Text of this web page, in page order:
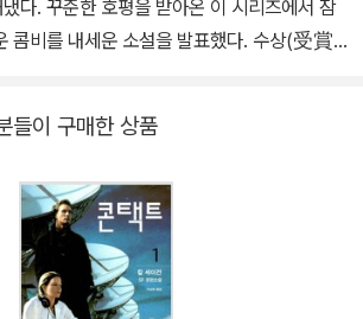
는 등 장르의 한계를 넘어섰다는 찬사를 받았
하게 올려놓은 공로로 2006년 ‘로스 맥도널
고 있다.
다. 꾸준한 호평을 받아온 이 시리즈에서 잠
콤비를 내세운 소설을 발표했다. 수상(受賞)
면, 누구나 『서스펙트』(2013년)가 새로운 시
품이 되기를 바라게 될 것이다. 매력적인 새로
콧 제임스’와 경찰견 ‘매기’다. 크레이스는 비슷
마에 시달리는 사람과 개가 서로의 회복을 도
하고 사건을 해결하는 과정을 섬세하고 설득력
발휘한다. 크레이스는 이 작품으로 2014년 앤
들이 구매한 상품